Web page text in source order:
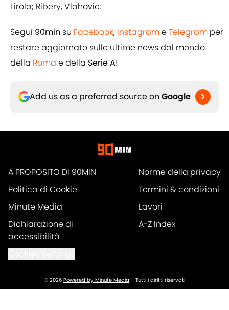
Lirola; Ribery, Vlahovic.
Segui 90min su Facebook, InstagrameTelegram per
restare aggiornato sulle ultime news dal mondo
della Roma e della Serie A!
Add us as a preferred source on Google
A PROPOSITO DI 90MIN
Norme della privacy
Politica di Cookie
Termini & condizioni
Minute Media
Lavori
Dichiarazione di
accessibilità
A-Z Index
© 2026 Powered by Minute Media - Tutti i diritti riservati